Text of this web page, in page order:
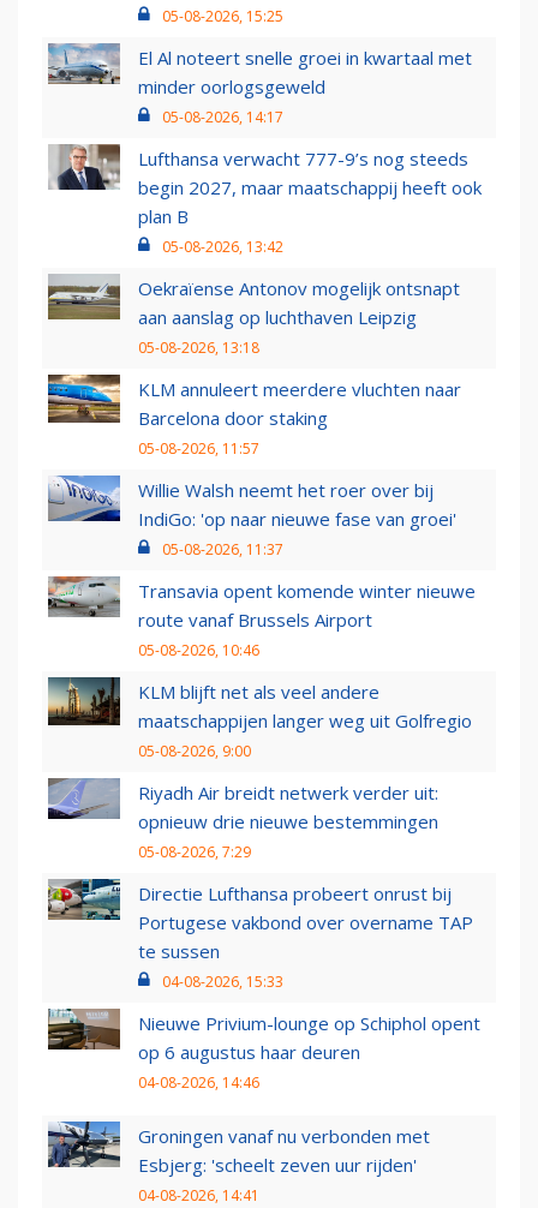
05-08-2026, 15:25
El Al noteert snelle groei in kwartaal met
minder oorlogsgeweld
05-08-2026, 14:17
Lufthansa verwacht 777-9’s nog steeds
begin 2027, maar maatschappij heeft ook
plan B
05-08-2026, 13:42
Oekraïense Antonov mogelijk ontsnapt
aan aanslag op luchthaven Leipzig
05-08-2026, 13:18
KLM annuleert meerdere vluchten naar
Barcelona door staking
05-08-2026, 11:57
Willie Walsh neemt het roer over bij
IndiGo: 'op naar nieuwe fase van groei'
05-08-2026, 11:37
Transavia opent komende winter nieuwe
route vanaf Brussels Airport
05-08-2026, 10:46
KLM blijft net als veel andere
maatschappijen langer weg uit Golfregio
05-08-2026, 9:00
Riyadh Air breidt netwerk verder uit:
opnieuw drie nieuwe bestemmingen
05-08-2026, 7:29
Directie Lufthansa probeert onrust bij
Portugese vakbond over overname TAP
te sussen
04-08-2026, 15:33
Nieuwe Privium-lounge op Schiphol opent
op 6 augustus haar deuren
04-08-2026, 14:46
Groningen vanaf nu verbonden met
Esbjerg: 'scheelt zeven uur rijden'
04-08-2026, 14:41